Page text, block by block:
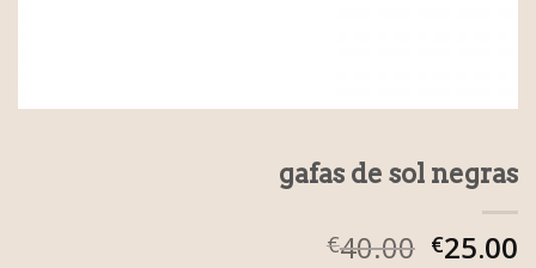
gafas de sol negras
€40.00 €25.00